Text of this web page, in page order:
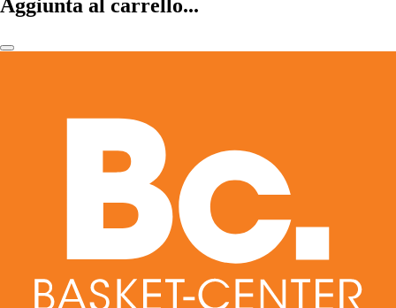
Aggiunta al carrello...